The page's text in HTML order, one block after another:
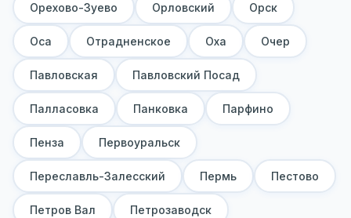
Орехово-Зуево Орловский Орск
Оса Отрадненское Оха Очер
Павловская Павловский Посад
Палласовка Панковка Парфино
Пенза Первоуральск
Переславль-Залесский Пермь Пестово
Петров Вал Петрозаводск